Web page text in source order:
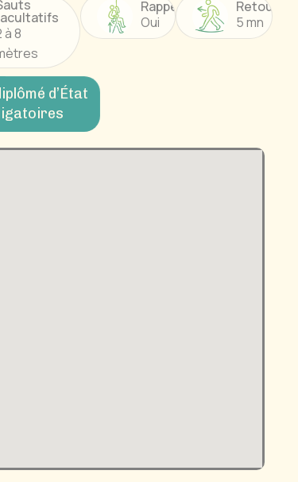
à 8
Rappel
Oui
Retour
5 mn
d’État